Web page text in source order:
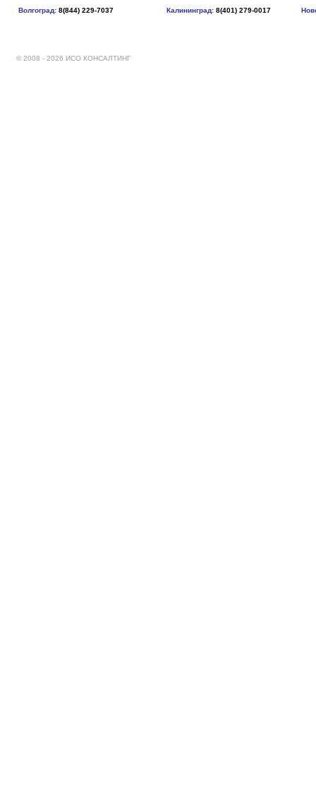
Волгоград: 8(844) 229-7037 Калининград: 8(401) 279-0017
© 2008 - 2026 ИСО КОНСАЛТИНГ